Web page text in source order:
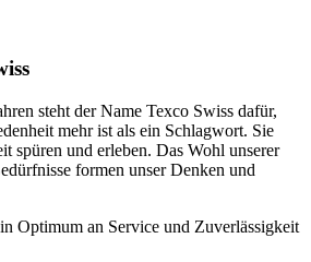
steht der Name Texco Swiss dafür,
mehr ist als ein Schlagwort. Sie
spüren und erleben. Das Wohl unserer
formen unser Denken und
Optimum an Service und Zuverlässigkeit